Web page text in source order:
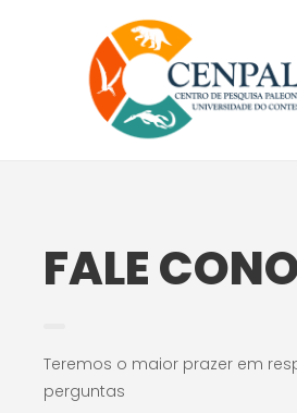
FALE
Teremos o maior prazer em
perguntas